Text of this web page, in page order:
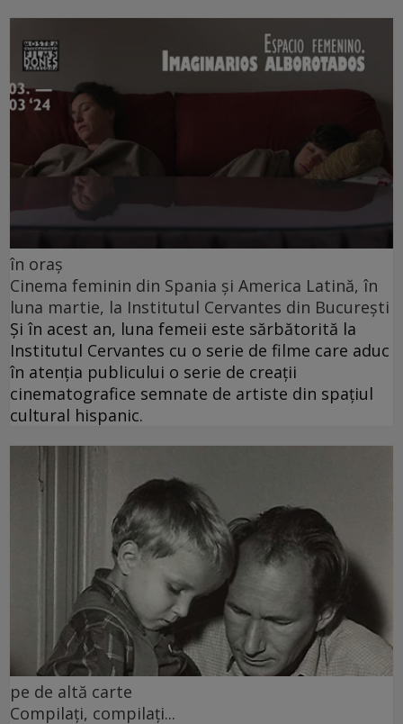
în oraș
Cinema feminin din Spania și America Latină, în
luna martie, la Institutul Cervantes din București
Și în acest an, luna femeii este sărbătorită la
Institutul Cervantes cu o serie de filme care aduc
în atenția publicului o serie de creații
cinematografice semnate de artiste din spațiul
cultural hispanic.
pe de altă carte
Compilați, compilați...